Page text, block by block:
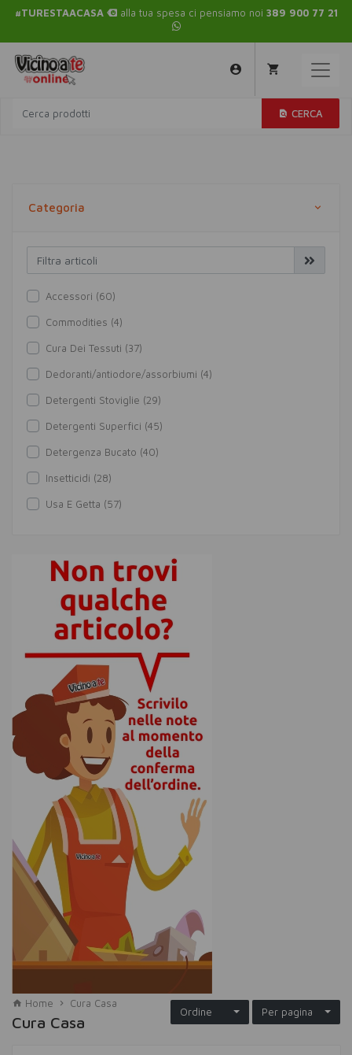
#TURESTAACASA alla tua spesa ci pensiamo noi 389 900 77 21
CERCA
Categoria
Accessori (60)
Commodities (4)
Cura Dei Tessuti (37)
Dedoranti/antiodore/assorbiumi (4)
Detergenti Stoviglie (29)
Detergenti Superfici (45)
Detergenza Bucato (40)
Insetticidi (28)
Usa E Getta (57)
Home Cura Casa
Per pagina
Ordine
Cura Casa